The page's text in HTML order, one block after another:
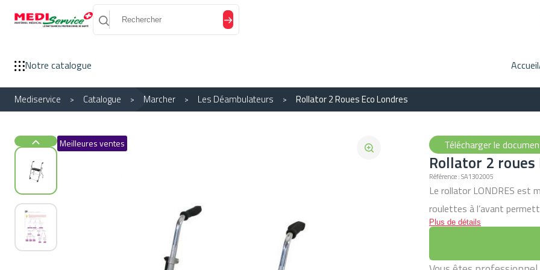
Notre catalogue Accueil
Mediservice Catalogue Marcher Les Déambulateurs Rollator 2 Roues Eco Londres
Meilleures ventes Télécharger le
Rollator 2 roues
Référence : SA1302005
Le rollator LONDRES est
roulettes à l’avant
assurent une bonne
l'utilisateur de se reposer
espaces de stockage.
Plus de détails
Panneau de gestion des cookies